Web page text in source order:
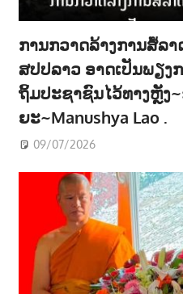
ການກວາດລ້າງການສໍ້ລ
ສປປລາວ ອາດເປັນພຽ
ຖິ້ມປະຊາຊົນໄວ້ທາງຫຼັງ
ຍະ~Manushya Lao .
09/07/2026